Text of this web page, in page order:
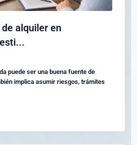
alquiler en
puede ser una buena fuente de
implica asumir riesgos, trámites